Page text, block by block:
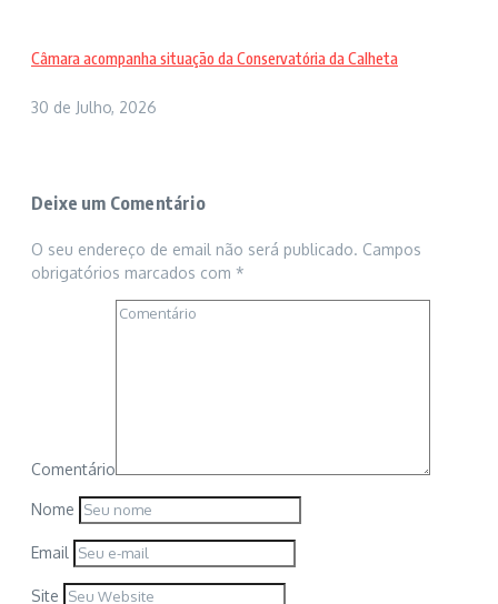
Câmara acompanha situação da Conservatória da Calheta
30 de Julho, 2026
Deixe um Comentário
O seu endereço de email não será publicado. Campos
obrigatórios marcados com *
Comentário
Nome
Email
Site